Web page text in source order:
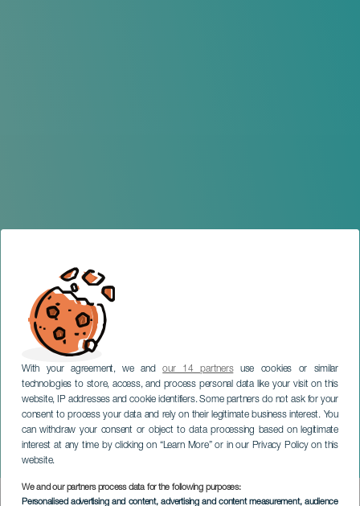
With your agreement, we andour 14 partnersuse cookies or similar
technologies to store, access, and process personal data like your visit on this
website, IP addresses and cookie identifiers. Some partners do not ask for your
consent to process your data and rely on their legitimate business interest. You
can withdraw your consent or object to data processing based on legitimate
interest at any time by clicking on “Learn More” or in our Privacy Policy on this
website.
We and our partners process data for the following purposes:
Personalised advertising and content, advertising and content measurement, audience
Guayete en concierto
GRAN CANARIA
Imagen